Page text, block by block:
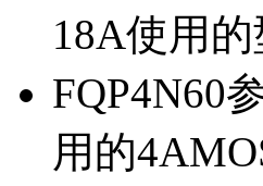
18A使用的
FQP4N60
用的